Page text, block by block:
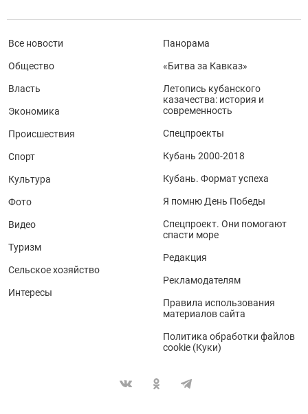
Все новости
Общество
Власть
Экономика
Происшествия
Спорт
Культура
Фото
Видео
Туризм
Сельское хозяйство
Интересы
Панорама
«Битва за Кавказ»
Летопись кубанского
казачества: история и
современность
Спецпроекты
Кубань 2000-2018
Кубань. Формат успеха
Я помню День Победы
Спецпроект. Они помогают
спасти море
Редакция
Рекламодателям
Правила использования
материалов сайта
Политика обработки файлов
cookie (Куки)